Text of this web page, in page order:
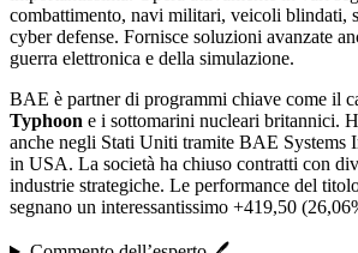
combattimento, navi militari, veicoli blindati,
cyber defense. Fornisce soluzioni avanzate
guerra elettronica e della simulazione.
BAE è partner di programmi chiave come il
Typhoon e i sottomarini nucleari britannici.
anche negli Stati Uniti tramite BAE Systems
in USA. La società ha chiuso contratti con
industrie strategiche. Le performance del
segnano un interessantissimo +419,50